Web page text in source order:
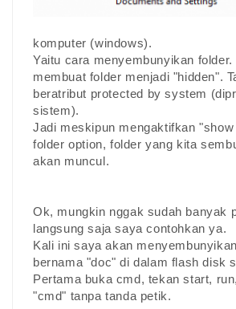
komputer (windows).
Yaitu cara menyembunyikan
membuat folder menjadi "hidden".
beratribut protected by system
sistem).
Jadi meskipun mengaktifkan
folder option, folder yang kita
akan muncul.
Ok, mungkin nggak sudah banyak
langsung saja saya contohkan ya.
Kali ini saya akan
bernama "doc" di dalam flash disk
Pertama buka cmd, tekan start,
"cmd" tanpa tanda petik.